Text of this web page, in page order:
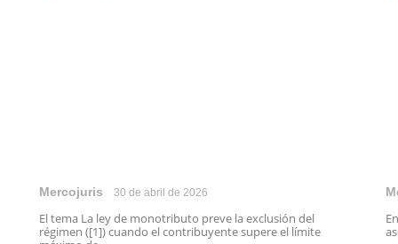
Mercojuris 30 de abril de 2026
El tema La ley de monotributo preve la exclusión del
régimen ([1]) cuando el contribuyente supere el límite